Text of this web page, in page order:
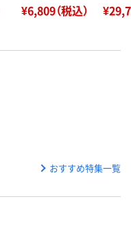
¥6,809（税込）
おすすめ特集一覧